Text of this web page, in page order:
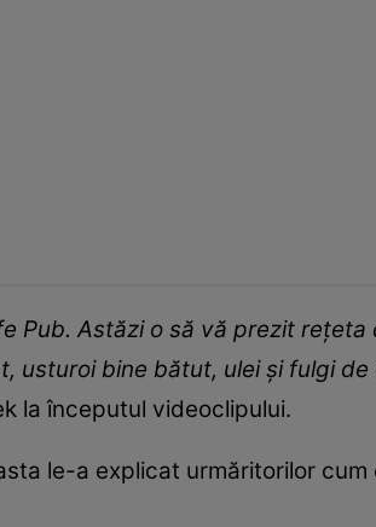
Pub. Astăzi o să vă prezit
usturoi bine bătut, ulei și fulgi
la începutul videoclipului.
le-a explicat urmăritorilor